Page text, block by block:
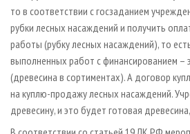
то в соответствии с госзаданием
рубки лесных насаждений и получить
работы (рубку лесных насаждений), то
выполненных работ с финансированием –
(древесина в сортиментах). А договор
на куплю-продажу лесных насаждений.
древесину, и это будет готовая